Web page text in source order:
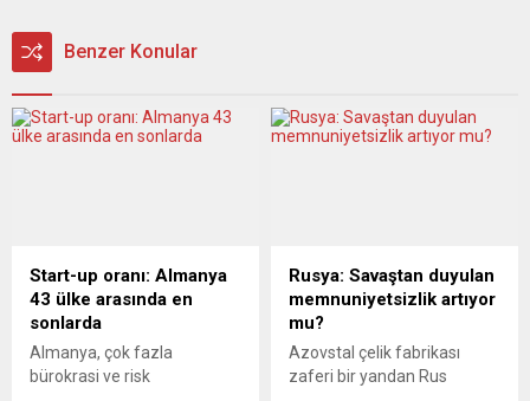
Benzer Konular
Start-up oranı: Almanya
43 ülke arasında en
sonlarda
Almanya, çok fazla
bürokrasi ve risk
Rusya: Savaştan duyulan
memnuniyetsizlik artıyor
mu?
Azovstal çelik fabrikası
zaferi bir yandan Rus